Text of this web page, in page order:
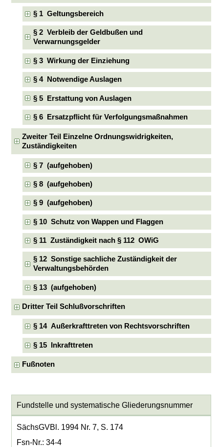
§ 1 Geltungsbereich
§ 2 Verbleib der Geldbußen und
Verwarnungsgelder
§ 3 Wirkung der Einziehung
§ 4 Notwendige Auslagen
§ 5 Erstattung von Auslagen
§ 6 Ersatzpflicht für Verfolgungsmaßnahmen
Zweiter Teil Einzelne Ordnungswidrigkeiten,
Zuständigkeiten
§ 7 (aufgehoben)
§ 8 (aufgehoben)
§ 9 (aufgehoben)
§ 10 Schutz von Wappen und Flaggen
§ 11 Zuständigkeit nach § 112 OWiG
§ 12 Sonstige sachliche Zuständigkeit der
Verwaltungsbehörden
§ 13 (aufgehoben)
Dritter Teil Schlußvorschriften
§ 14 Außerkrafttreten von Rechtsvorschriften
§ 15 Inkrafttreten
Fußnoten
Fundstelle und systematische Gliederungsnummer
SächsGVBl. 1994 Nr. 7, S. 174
Fsn-Nr.: 34-4